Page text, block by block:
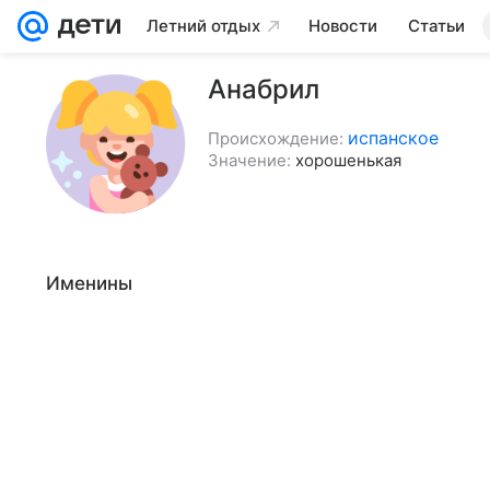
Летний отдых Новости Статьи
Анабрил
Происхождение: испанское
Значение: хорошенькая
Именины